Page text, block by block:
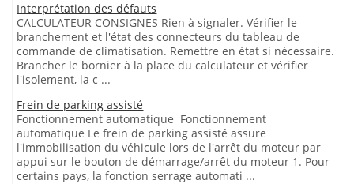
Interprétation des défauts
CALCULATEUR CONSIGNES Rien à signaler. Vérifier le
branchement et l'état des connecteurs du tableau de
commande de climatisation. Remettre en état si nécessaire.
Brancher le bornier à la place du calculateur et vérifier
l'isolement, la c ...
Frein de parking assisté
Fonctionnement automatique Fonctionnement
automatique Le frein de parking assisté assure
l'immobilisation du véhicule lors de l'arrêt du moteur par
appui sur le bouton de démarrage/arrêt du moteur 1. Pour
certains pays, la fonction serrage automati ...